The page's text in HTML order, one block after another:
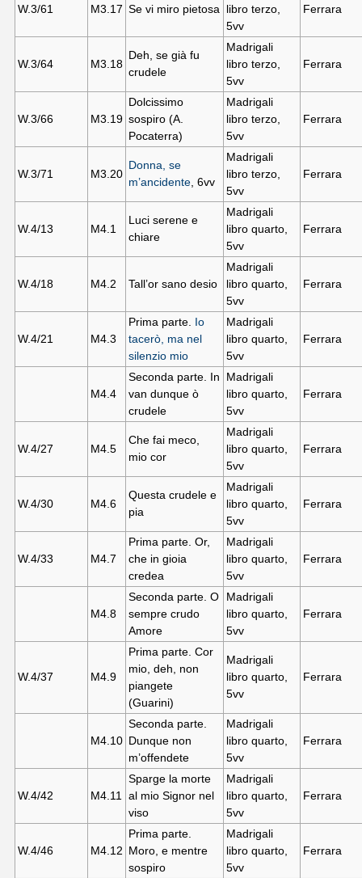
W.3/61 M3.17 Se vi miro pietosa libro terzo,
5vv
Ferrara
W.3/64 M3.18
Deh, se già fu
crudele
Madrigali
libro terzo,
5vv
Ferrara
W.3/66 M3.19
Dolcissimo
sospiro (A.
Pocaterra)
Madrigali
libro terzo,
5vv
Ferrara
W.3/71 M3.20
Donna, se
m’ancidente, 6vv
Madrigali
libro terzo,
5vv
Ferrara
W.4/13 M4.1
Luci serene e
chiare
Madrigali
libro quarto,
5vv
Ferrara
W.4/18 M4.2 Tall’or sano desio
Madrigali
libro quarto,
5vv
Ferrara
W.4/21 M4.3
Prima parte. Io
tacerò, ma nel
silenzio mio
Madrigali
libro quarto,
5vv
Ferrara
M4.4
Seconda parte. In
van dunque ò
crudele
Madrigali
libro quarto,
5vv
Ferrara
W.4/27 M4.5
Che fai meco,
mio cor
Madrigali
libro quarto,
5vv
Ferrara
W.4/30 M4.6
Questa crudele e
pia
Madrigali
libro quarto,
5vv
Ferrara
W.4/33 M4.7
Prima parte. Or,
che in gioia
credea
Madrigali
libro quarto,
5vv
Ferrara
M4.8
Seconda parte. O
sempre crudo
Amore
Madrigali
libro quarto,
5vv
Ferrara
W.4/37 M4.9
Prima parte. Cor
mio, deh, non
piangete
(Guarini)
Madrigali
libro quarto,
5vv
Ferrara
M4.10
Seconda parte.
Dunque non
m’offendete
Madrigali
libro quarto,
5vv
Ferrara
W.4/42 M4.11
Sparge la morte
al mio Signor nel
viso
Madrigali
libro quarto,
5vv
Ferrara
W.4/46 M4.12
Prima parte.
Moro, e mentre
sospiro
Madrigali
libro quarto,
5vv
Ferrara